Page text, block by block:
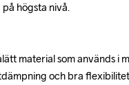
högsta nivå.
material som används i
och bra
högsta nivå.
material som används i
och bra